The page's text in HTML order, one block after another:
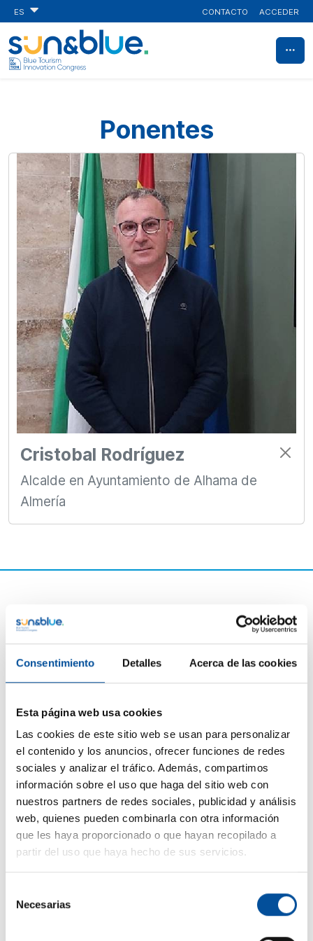
Consentimiento Detalles Acerca de las cookies
Esta página web usa cookies
Las cookies de este sitio web se usan para personalizar
el contenido y los anuncios, ofrecer funciones de redes
sociales y analizar el tráfico. Además, compartimos
información sobre el uso que haga del sitio web con
nuestros partners de redes sociales, publicidad y análisis
web, quienes pueden combinarla con otra información
que les haya proporcionado o que hayan recopilado a
partir del uso que haya hecho de sus servicios.
Necesarias
ES CONTACTO ACCEDER
Ponentes
Cristobal Rodríguez
Alcalde en Ayuntamiento de Alhama de
Almería
CONTACTO
hello@sunandbluecongress.com
press@sunandbluecongress.com
comercial@sunandbluecongress.com
awards@sunandbluecongress.com